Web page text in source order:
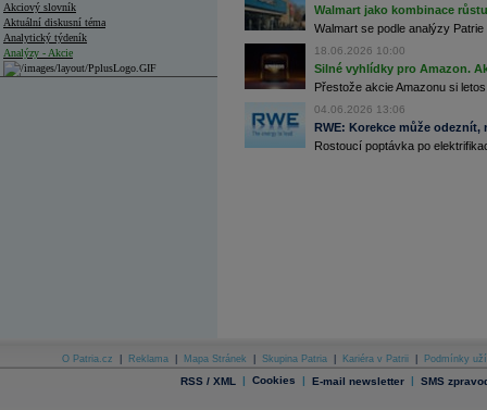
Akciový slovník
Aktuální diskusní téma
Analytický týdeník
Analýzy - Akcie
Archiv - Měnová politika
Walmart jako kombinace
Walmart se podle analýzy
18.06.2026 10:00
Silné vyhlídky pro Amazon.
Přestože akcie Amazonu si
04.06.2026 13:06
RWE: Korekce může
Rostoucí poptávka po
O Patria.cz Reklama Mapa Stránek Skupina Patria Kariéra v Patrii Podmínky
RSS / XML | Cookies | E-mail newsletter | SMS